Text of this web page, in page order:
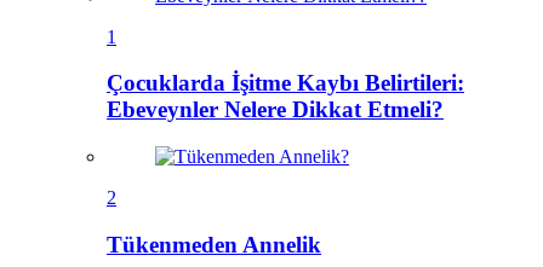
1
Çocuklarda İşitme Kaybı Belirtileri:
Ebeveynler Nelere Dikkat Etmeli?
2
Tükenmeden Annelik